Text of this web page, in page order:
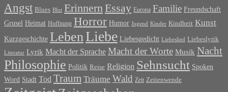
Angst Blues Blut Erinnern Essay Europa Familie Freundschaft
Grusel Heimat Hoffnung Horror Humor Jugend Kinder Kindheit Kunst
Kurzgeschichte Leben Liebe Liebesgedicht Liebeslied Liebeslyrik
Literatur Lyrik Macht der Sprache Macht der Worte Musik Nacht
Philosophie Politik Reise Religion Sehnsucht Spoken
Word Stadt Tod Traum Träume Wald Zeit Zeitenwende